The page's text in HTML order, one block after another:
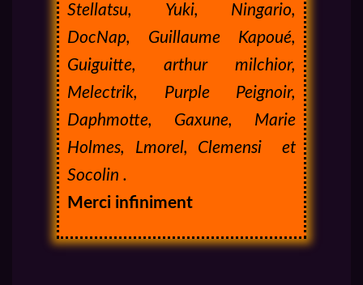
Stellatsu, Yuki, Ningario,
DocNap, Guillaume Kapoué,
Guiguitte, arthur milchior,
Melectrik, Purple Peignoir,
Daphmotte, Gaxune, Marie
Holmes, Lmorel, Clemensi et
Socolin .
Merci infiniment